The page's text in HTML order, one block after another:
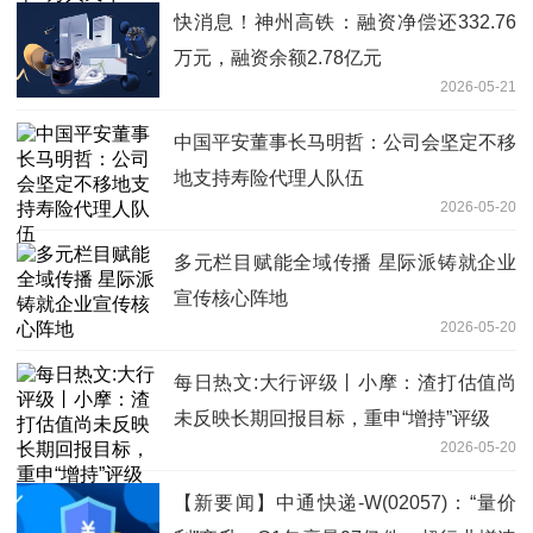
快消息！神州高铁：融资净偿还332.76
万元，融资余额2.78亿元
2026-05-21
中国平安董事长马明哲：公司会坚定不移
地支持寿险代理人队伍
2026-05-20
多元栏目赋能全域传播 星际派铸就企业
宣传核心阵地
2026-05-20
每日热文:大行评级丨小摩：渣打估值尚
未反映长期回报目标，重申“增持”评级
2026-05-20
【新要闻】中通快递-W(02057)：“量价